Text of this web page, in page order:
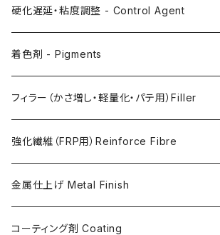
AC200
AC730
FLEX METAL
硬化遅延・粘度調整 - Control Agent
Retarder（硬化遅延剤）
Thixotrope for AC100（増粘・タレ止め剤）
Softener for AC730 (粘度低下剤)
着色剤 - Pigments
Jesmonite製Pigments
日本製Pigments
フィラー（かさ増し・軽量化・パテ用）Filler
強化繊維（FRP用）Reinforce Fibre
ガラス繊維 AC100用
ガラス繊維 AC730用
金属仕上げ Metal Finish
Metal Filler (AC100用金属粉)・鉄粉
コーティング剤 Coating